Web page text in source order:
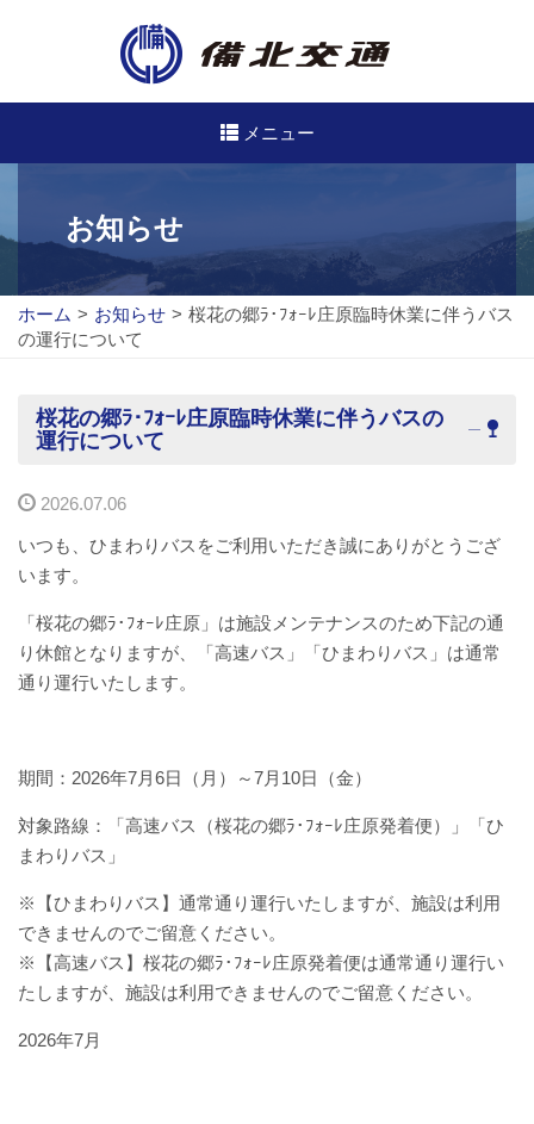
メニュー
高速バス
路線バス
定期券について
バスのご利用方法
バスパックについて
貸切バス・旅行業
まごころツアー
会社概要
企業情報
備北交通の歴史（アルバム）
リンク
お知らせ
ホーム > お知らせ > 桜花の郷ﾗ･ﾌｫｰﾚ庄原臨時休業に伴うバス
の運行について
桜花の郷ﾗ･ﾌｫｰﾚ庄原臨時休業に伴うバスの
運行について
2026.07.06
いつも、ひまわりバスをご利用いただき誠にありがとうござ
います。
「桜花の郷ﾗ･ﾌｫｰﾚ庄原」は施設メンテナンスのため下記の通
り休館となりますが、「高速バス」「ひまわりバス」は通常
通り運行いたします。
期間：2026年7月6日（月）～7月10日（金）
対象路線：「高速バス（桜花の郷ﾗ･ﾌｫｰﾚ庄原発着便）」「ひ
まわりバス」
※【ひまわりバス】通常通り運行いたしますが、施設は利用
できませんのでご留意ください。
※【高速バス】桜花の郷ﾗ･ﾌｫｰﾚ庄原発着便は通常通り運行い
たしますが、施設は利用できませんのでご留意ください。
2026年7月